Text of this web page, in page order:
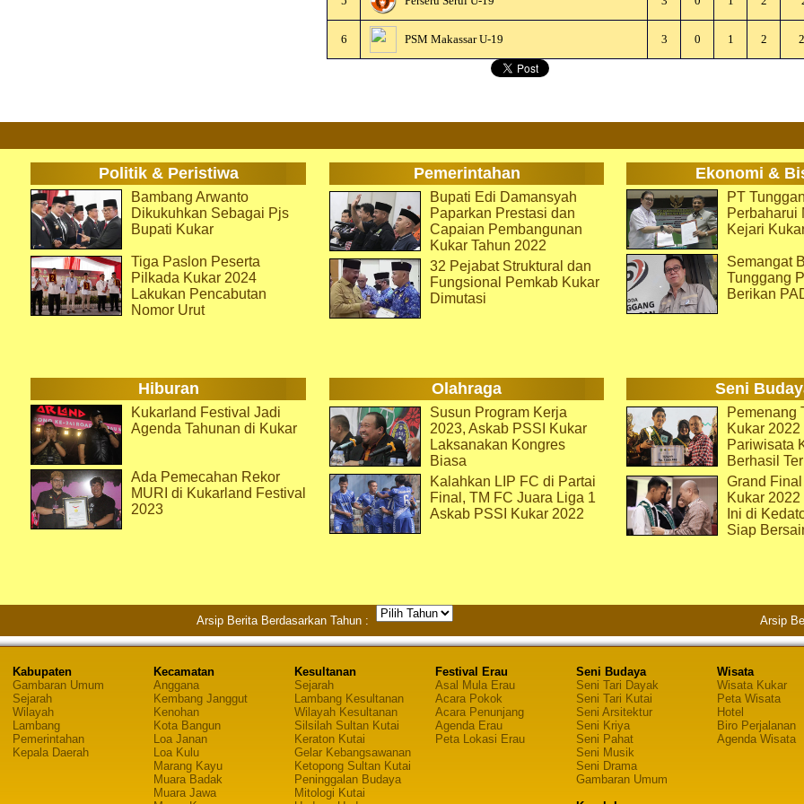
6 PSM Makassar U-19 3 0 1 2
Politik & Peristiwa Pemerintahan Ekonomi &
Bambang Arwanto
Dikukuhkan Sebagai Pjs
Bupati Kukar
Tiga Paslon Peserta
Pilkada Kukar 2024
Lakukan Pencabutan
Nomor Urut
Bupati Edi Damansyah
Paparkan Prestasi dan
Capaian Pembangunan
Kukar Tahun 2022
32 Pejabat Struktural dan
Fungsional Pemkab Kukar
Dimutasi
PT
Perbaharui
Kejari
Semangat
Tunggang
Berikan
Hiburan Olahraga Seni
Kukarland Festival Jadi
Agenda Tahunan di Kukar
Ada Pemecahan Rekor
MURI di Kukarland Festival
2023
Susun Program Kerja
2023, Askab PSSI Kukar
Laksanakan Kongres
Biasa
Kalahkan LIP FC di Partai
Final, TM FC Juara Liga 1
Askab PSSI Kukar 2022
Pemenang
Kukar
Pariwisata
Berhasil
Grand
Kukar
Ini di
Siap
Arsip Berita Berdasarkan Tahun : Arsip
Kabupaten
Gambaran Umum
Sejarah
Wilayah
Lambang
Pemerintahan
Kepala Daerah
Kecamatan
Anggana
Kembang Janggut
Kenohan
Kota Bangun
Loa Janan
Loa Kulu
Marang Kayu
Muara Badak
Muara Jawa
Kesultanan
Sejarah
Lambang Kesultanan
Wilayah Kesultanan
Silsilah Sultan Kutai
Keraton Kutai
Gelar Kebangsawanan
Ketopong Sultan Kutai
Peninggalan Budaya
Mitologi Kutai
Festival Erau
Asal Mula Erau
Acara Pokok
Acara Penunjang
Agenda Erau
Peta Lokasi Erau
Seni Budaya
Seni Tari Dayak
Seni Tari Kutai
Seni Arsitektur
Seni Kriya
Seni Pahat
Seni Musik
Seni Drama
Gambaran Umum
Wisata
Wisata Kukar
Peta Wisata
Hotel
Biro Perjalanan
Agenda Wisata